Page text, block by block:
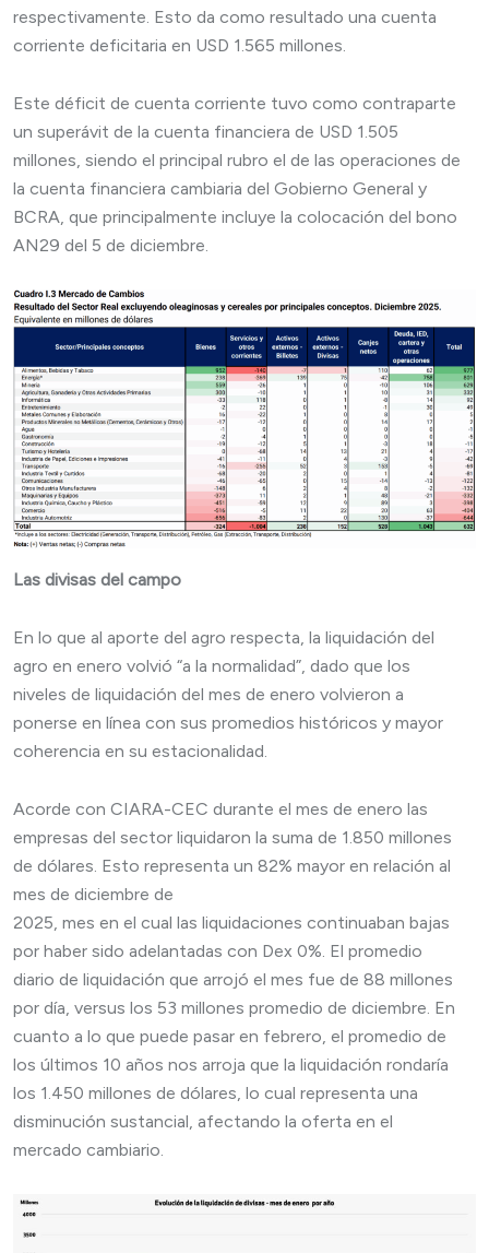
respectivamente. Esto da como resultado una cuenta
corriente deficitaria en USD 1.565 millones.
Este déficit de cuenta corriente tuvo como contraparte
un superávit de la cuenta financiera de USD 1.505
millones, siendo el principal rubro el de las operaciones de
la cuenta financiera cambiaria del Gobierno General y
BCRA, que principalmente incluye la colocación del bono
AN29 del 5 de diciembre.
Las divisas del campo
En lo que al aporte del agro respecta, la liquidación del
agro en enero volvió “a la normalidad”, dado que los
niveles de liquidación del mes de enero volvieron a
ponerse en línea con sus promedios históricos y mayor
coherencia en su estacionalidad.
Acorde con CIARA-CEC durante el mes de enero las
empresas del sector liquidaron la suma de 1.850 millones
de dólares. Esto representa un 82% mayor en relación al
mes de diciembre de
2025, mes en el cual las liquidaciones continuaban bajas
por haber sido adelantadas con Dex 0%. El promedio
diario de liquidación que arrojó el mes fue de 88 millones
por día, versus los 53 millones promedio de diciembre. En
cuanto a lo que puede pasar en febrero, el promedio de
los últimos 10 años nos arroja que la liquidación rondaría
los 1.450 millones de dólares, lo cual representa una
disminución sustancial, afectando la oferta en el
mercado cambiario.